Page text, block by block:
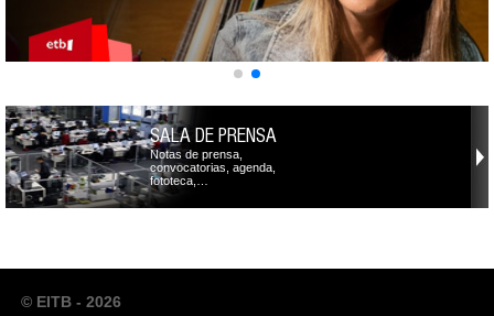
SALA DE PRENSA
Notas de prensa,
convocatorias, agenda,
fototeca,…
© EITB - 2026